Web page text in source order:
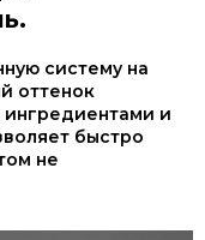
систему на
оттенок
и
быстро
не